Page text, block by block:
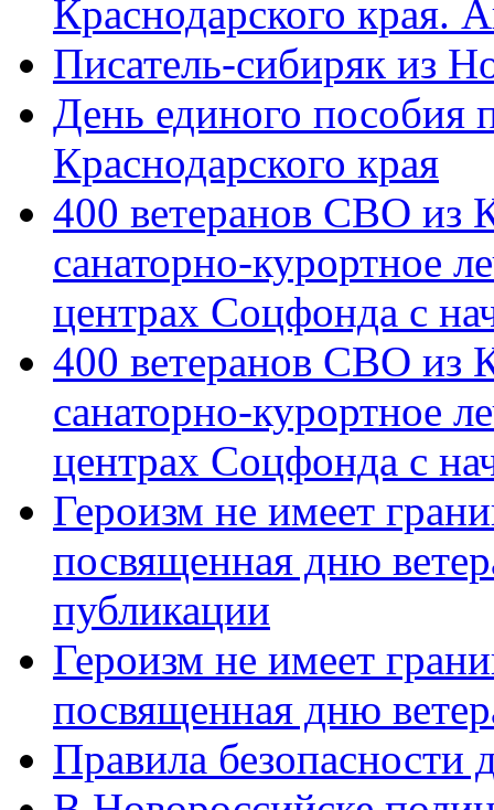
Краснодарского края.
Писатель-сибиряк из
День единого пособия
Краснодарского края
400 ветеранов СВО из
санаторно-курортное
центрах Соцфонда с
400 ветеранов СВО из
санаторно-курортное
центрах Соцфонда с
Героизм не имеет
посвященная дню
публикации
Героизм не имеет
посвященная дню
Правила безопасности